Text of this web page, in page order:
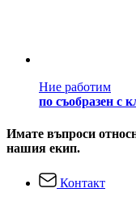
Ние работим
по съобразен с
Имате въпроси
нашия екип.
Контакт